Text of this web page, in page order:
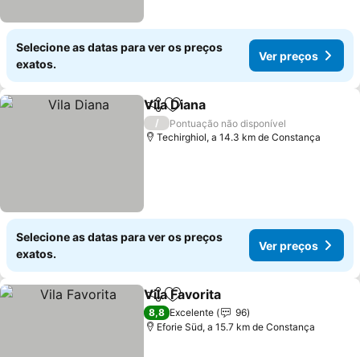
Selecione as datas para ver os preços
exatos.
Ver preços
PartilharAdicionar aos favoritos
Vila Diana
/
Pontuação não disponível
Techirghiol, a 14.3 km de Constança
Selecione as datas para ver os preços
exatos.
Ver preços
PartilharAdicionar aos favoritos
Vila Favorita
8,8 Excelente
96
Eforie Süd, a 15.7 km de Constança